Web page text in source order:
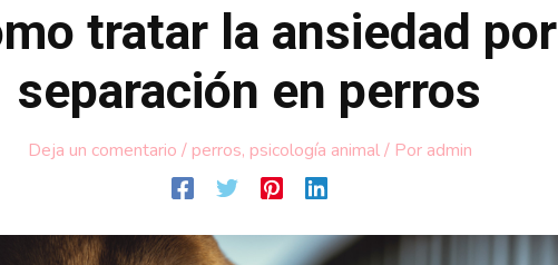
tratar la ansiedad por
separación en perros
Deja un comentario / perros, psicología animal/ Por admin